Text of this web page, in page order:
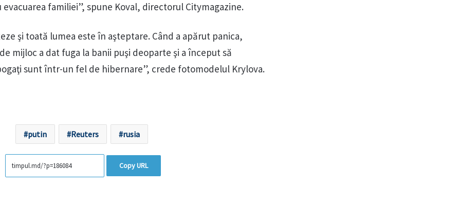
familiei”, spune Koval, directorul Citymagazine.
şi toată lumea este în aşteptare. Când a apărut panica,
mijloc a dat fuga la banii puşi deoparte şi a început să
sunt într-un fel de hibernare”, crede fotomodelul Krylova.
putin Reuters rusia
Copy URL